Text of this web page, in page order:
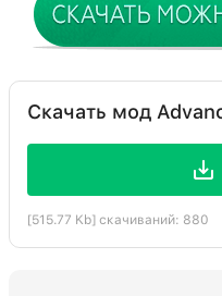
Скачать мод
[515.77 Kb] скачиваний: 880